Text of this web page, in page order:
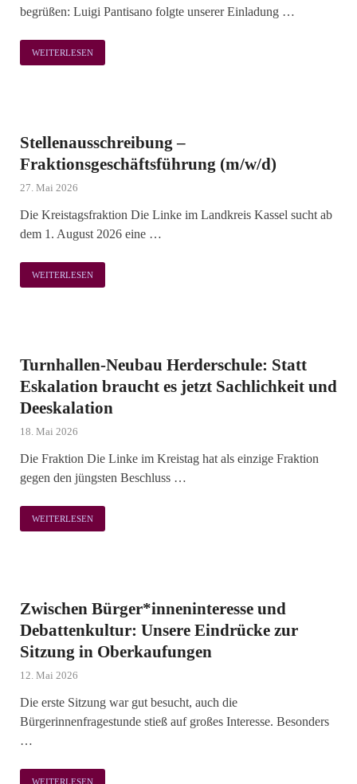
begrüßen: Luigi Pantisano folgte unserer Einladung …
WEITERLESEN
Stellenausschreibung –
Fraktionsgeschäftsführung (m/w/d)
27. Mai 2026
Die Kreistagsfraktion Die Linke im Landkreis Kassel sucht ab
dem 1. August 2026 eine …
WEITERLESEN
Turnhallen-Neubau Herderschule: Statt
Eskalation braucht es jetzt Sachlichkeit und
Deeskalation
18. Mai 2026
Die Fraktion Die Linke im Kreistag hat als einzige Fraktion
gegen den jüngsten Beschluss …
WEITERLESEN
Zwischen Bürger*inneninteresse und
Debattenkultur: Unsere Eindrücke zur
Sitzung in Oberkaufungen
12. Mai 2026
Die erste Sitzung war gut besucht, auch die
Bürgerinnenfragestunde stieß auf großes Interesse. Besonders
…
WEITERLESEN